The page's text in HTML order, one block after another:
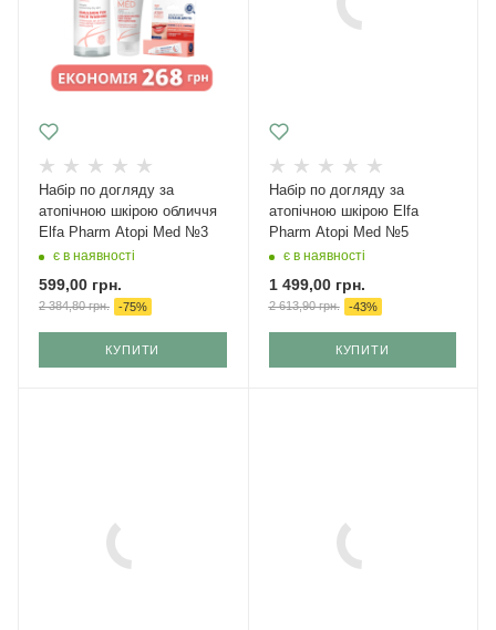
Набір по догляду за
атопічною шкірою обличчя
Elfa Pharm Atopi Med №3
є в наявності
599,00 грн.
2 384,80грн. -75%
КУПИТИ
Набір по догляду за
атопічною шкірою Elfa
Pharm Atopi Med №5
є в наявності
1 499,00грн.
2 613,90грн. -43%
КУПИТИ